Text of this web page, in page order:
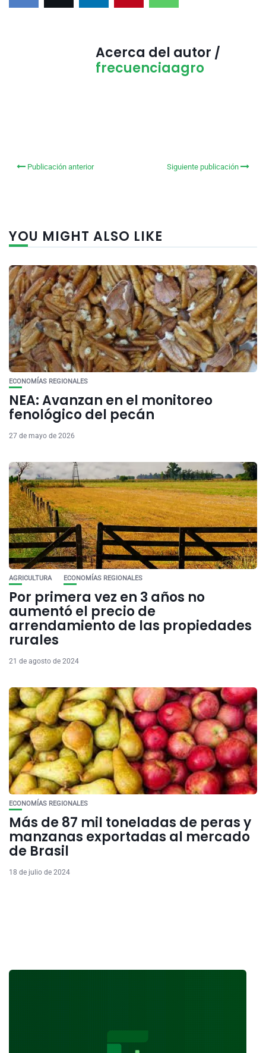
Acerca del autor /
frecuenciaagro
Publicación anterior Siguiente publicación
YOU MIGHT ALSO LIKE
ECONOMÍAS REGIONALES
NEA: Avanzan en el monitoreo
fenológico del pecán
27 de mayo de 2026
AGRICULTURA ECONOMÍAS REGIONALES
Por primera vez en 3 años no
aumentó el precio de
arrendamiento de las propiedades
rurales
21 de agosto de 2024
ECONOMÍAS REGIONALES
Más de 87 mil toneladas de peras y
manzanas exportadas al mercado
de Brasil
18 de julio de 2024